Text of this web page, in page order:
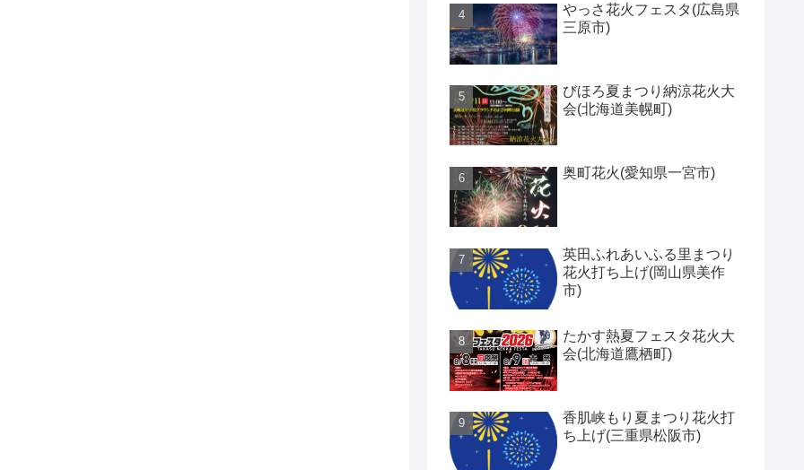
やっさ花火フェスタ(広島県
三原市)
びほろ夏まつり納涼花火大
会(北海道美幌町)
奥町花火(愛知県一宮市)
英田ふれあいふる里まつり
花火打ち上げ(岡山県美作
市)
たかす熱夏フェスタ花火大
会(北海道鷹栖町)
香肌峡もり夏まつり花火打
ち上げ(三重県松阪市)